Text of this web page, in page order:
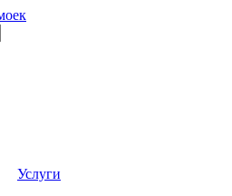
Услуги